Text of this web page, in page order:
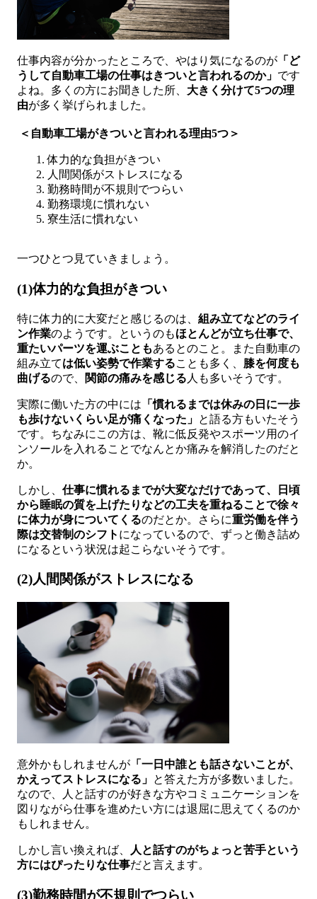
仕事内容が分かったところで、やはり気になるのが 「ど
うして自動車工場の仕事はきついと言われるのか」 です
よね。多くの方にお聞きした所、 大きく分けて5つの理
由が多く挙げられました。
＜自動車工場がきついと言われる理由5つ＞
体力的な負担がきつい
人間関係がストレスになる
勤務時間が不規則でつらい
勤務環境に慣れない
寮生活に慣れない
一つひとつ見ていきましょう。
(1)体力的な負担がきつい
特に体力的に大変だと感じるのは、 組み立てなどのライ
ン作業のようです。というのもほとんどが立ち仕事で、
重たいパーツを運ぶこともあるとのこと。また自動車の
組み立ては低い姿勢で作業することも多く、 膝を何度も
曲げるので、 関節の痛みを感じる 人も多いそうです。
実際に働いた方の中には 「慣れるまでは休みの日に一歩
も歩けないくらい足が痛くなった」 と語る方もいたそう
です。ちなみにこの方は、靴に低反発やスポーツ用のイ
ンソールを入れることでなんとか痛みを解消したのだと
か。
しかし、 仕事に慣れるまでが大変なだけであって、日頃
から睡眠の質を上げたりなどの工夫を重ねることで徐々
に体力が身についてくるのだとか。さらに重労働を伴う
際は交替制のシフト になっているので、ずっと働き詰め
になるという状況は起こらないそうです。
(2)人間関係がストレスになる
意外かもしれませんが 「一日中誰とも話さないことが、
かえってストレスになる」 と答えた方が多数いました。
なので、人と話すのが好きな方やコミュニケーションを
図りながら仕事を進めたい方には退屈に思えてくるのか
もしれません。
しかし言い換えれば、
人と話すのがちょっと苦手という
方にはぴったりな仕事だと言えます。
(3)勤務時間が不規則でつらい